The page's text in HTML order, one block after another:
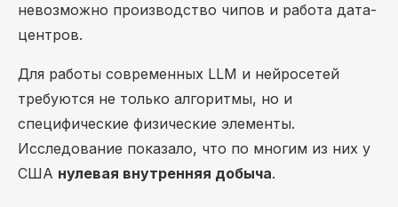
невозможно производство чипов и работа дата-
центров.
Для работы современных LLM и нейросетей
требуются не только алгоритмы, но и
специфические физические элементы.
Исследование показало, что по многим из них у
США нулевая внутренняя добыча.